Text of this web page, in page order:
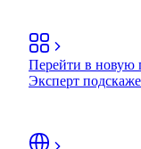
Перейти в новую
Эксперт